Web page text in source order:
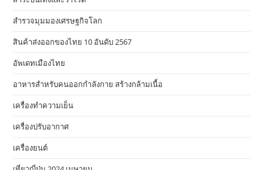
สำรวจมุมมองเศรษฐกิจโลก
สินค้าส่งออกของไทย 10 อันดับ 2567
อัพเดทเมืองไทย
อาหารสําหรับคนออกกําลังกาย สร้างกล้ามเนื้อ
เครื่องทำความเย็น
เครื่องปรับอากาศ
เครื่องยนต์